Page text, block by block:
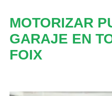
MOTORIZAR
GARAJE EN
FOIX